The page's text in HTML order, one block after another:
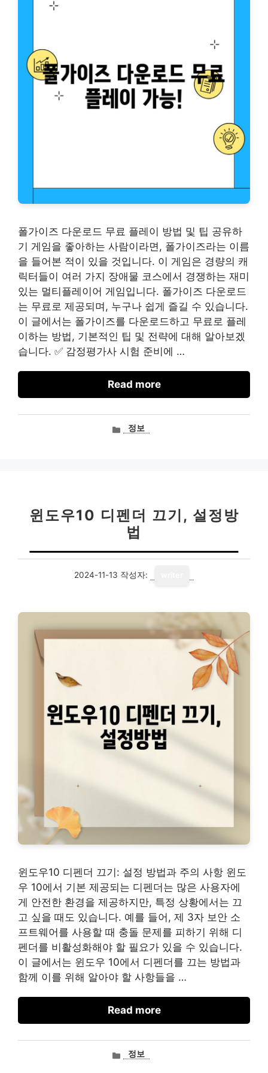
폴가이즈 다운로드 무료 플레이 방법 및 팁 공유하
기 게임을 좋아하는 사람이라면, 폴가이즈라는 이름
을 들어본 적이 있을 것입니다. 이 게임은 경량의 캐
릭터들이 여러 가지 장애물 코스에서 경쟁하는 재미
있는 멀티플레이어 게임입니다. 폴가이즈 다운로드
는 무료로 제공되며, 누구나 쉽게 즐길 수 있습니다.
이 글에서는 폴가이즈를 다운로드하고 무료로 플레
이하는 방법, 기본적인 팁 및 전략에 대해 알아보겠
습니다. ✅ 감정평가사 시험 준비에 …
Read more
카정보
윈도우10 디펜더 끄기, 설정방
법
2024-11-13 작성자:
윈도우10 디펜더 끄기: 설정 방법과 주의 사항 윈도
우 10에서 기본 제공되는 디펜더는 많은 사용자에
게 안전한 환경을 제공하지만, 특정 상황에서는 끄
고 싶을 때도 있습니다. 예를 들어, 제 3자 보안 소
프트웨어를 사용할 때 충돌 문제를 피하기 위해 디
펜더를 비활성화해야 할 필요가 있을 수 있습니다.
이 글에서는 윈도우 10에서 디펜더를 끄는 방법과
함께 이를 위해 알아야 할 사항들을 …
Read more
카정보